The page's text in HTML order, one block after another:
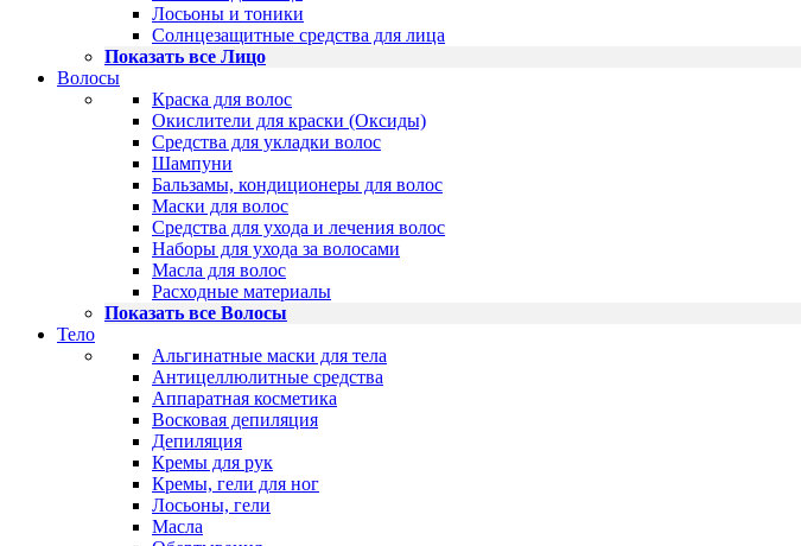
Лосьоны и тоники
Солнцезащитные средства для лица
Показать все Лицо
Волосы
Краска для волос
Окислители для краски (Оксиды)
Средства для укладки волос
Шампуни
Бальзамы, кондиционеры для волос
Маски для волос
Средства для ухода и лечения волос
Наборы для ухода за волосами
Масла для волос
Расходные материалы
Показать все Волосы
Тело
Альгинатные маски для тела
Антицеллюлитные средства
Аппаратная косметика
Восковая депиляция
Депиляция
Кремы для рук
Кремы, гели для ног
Лосьоны, гели
Масла